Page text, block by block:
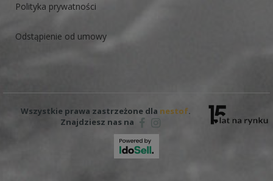
Polityka prywatności
Odstąpienie od umowy
Wszystkie prawa zastrzeżone dla nestof.
Znajdziesz nas na